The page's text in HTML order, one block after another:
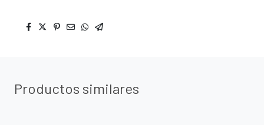
Productos similares